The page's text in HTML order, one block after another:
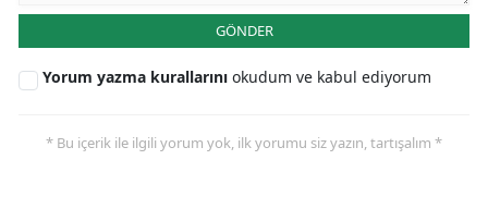
GÖNDER
Yorum yazma kurallarını okudum ve kabul ediyorum
* Bu içerik ile ilgili yorum yok, ilk yorumu siz yazın, tartışalım *